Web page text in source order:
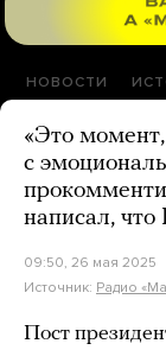
НОВОСТИ
«Это
с
написал,
09:50, 26 мая 2025
Источник: Радио
Пост